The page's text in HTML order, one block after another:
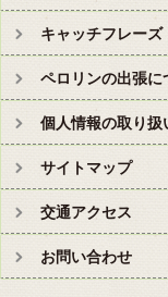
キャッチフレーズ
ペロリンの出張に
個人情報の取り扱
サイトマップ
交通アクセス
お問い合わせ